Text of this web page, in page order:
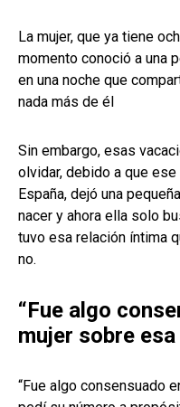
La mujer, que ya tiene
momento conoció a una
en una noche que
nada más de él
Sin embargo, esas
olvidar, debido a que
España, dejó una
nacer y ahora ella solo
tuvo esa relación íntima
no.
“Fue algo
mujer sobre
“Fue algo consensuado